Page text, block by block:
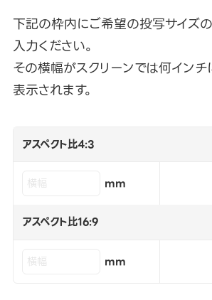
下記の枠内にご希望の投写サイズの
入力ください。
その横幅がスクリーンでは何イン
表示されます。
アスペクト比4:3
mm
アスペクト比16:9
mm